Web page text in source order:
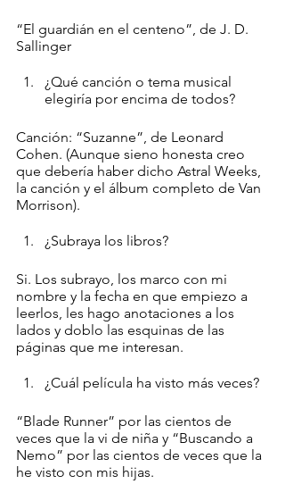
“El guardián en el centeno”, de J. D.
Sallinger
¿Qué canción o tema musical
elegiría por encima de todos?
Canción: “Suzanne”, de Leonard
Cohen. (Aunque sieno honesta creo
que debería haber dicho Astral Weeks,
la canción y el álbum completo de Van
Morrison).
¿Subraya los libros?
Si. Los subrayo, los marco con mi
nombre y la fecha en que empiezo a
leerlos, les hago anotaciones a los
lados y doblo las esquinas de las
páginas que me interesan.
¿Cuál película ha visto más veces?
“Blade Runner” por las cientos de
veces que la vi de niña y “Buscando a
Nemo” por las cientos de veces que la
he visto con mis hijas.